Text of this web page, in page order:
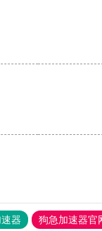
器 狗急加速器官